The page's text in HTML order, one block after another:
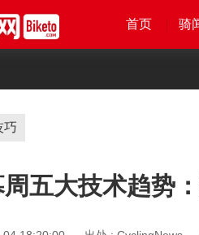
首页 骑
首页 骑
首页 骑
首页 骑
巧
五大技术趋势